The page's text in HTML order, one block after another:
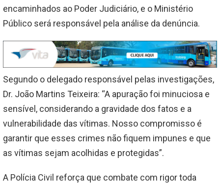
encaminhados ao Poder Judiciário, e o Ministério
Público será responsável pela análise da denúncia.
Segundo o delegado responsável pelas investigações,
Dr. João Martins Teixeira: “A apuração foi minuciosa e
sensível, considerando a gravidade dos fatos e a
vulnerabilidade das vítimas. Nosso compromisso é
garantir que esses crimes não fiquem impunes e que
as vítimas sejam acolhidas e protegidas”.
A Polícia Civil reforça que combate com rigor toda